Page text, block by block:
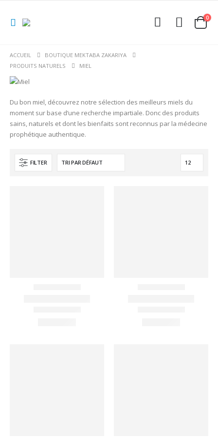
0
ACCUEIL
BOUTIQUE MEKTABA ZAKARIYA
PRODUITS NATURELS
MIEL
Du bon miel, découvrez notre sélection des meilleurs miels du
moment sur base d‘une recherche impartiale. Donc des produits
sains, naturels et dont les bienfaits sont reconnus par la médecine
prophétique authentique.
FILTER